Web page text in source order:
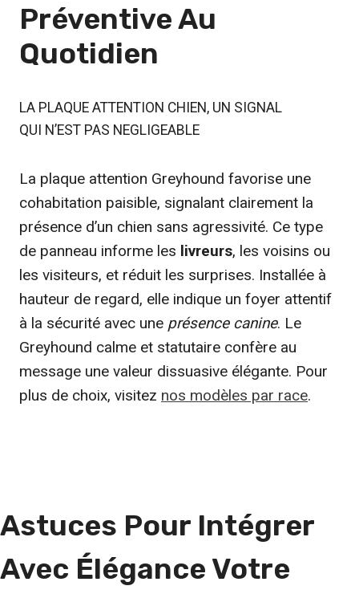
PréventiveAu
Quotidien
LA PLAQUE ATTENTION CHIEN, UN SIGNAL
QUI N’EST PAS NEGLIGEABLE
La plaque attention Greyhound favorise une
cohabitation paisible, signalant clairement la
présence d’un chien sans agressivité. Ce type
de panneau informe les livreurs, les voisins ou
les visiteurs, et réduit les surprises. Installée à
hauteur de regard, elle indique un foyer attentif
à la sécurité avec une présence canine. Le
Greyhound calme et statutaire confère au
message une valeur dissuasive élégante. Pour
plus de choix, visitez nos modèles par race.
Astuces Pour Intégrer
Avec Élégance Votre